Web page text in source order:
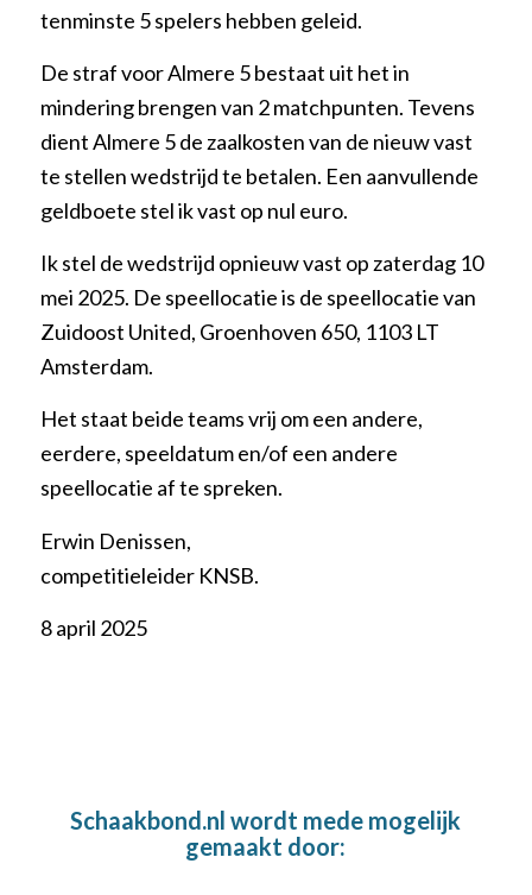
tenminste 5 spelers hebben geleid.
De straf voor Almere 5 bestaat uit het in
mindering brengen van 2 matchpunten. Tevens
dient Almere 5 de zaalkosten van de nieuw vast
te stellen wedstrijd te betalen. Een aanvullende
geldboete stel ik vast op nul euro.
Ik stel de wedstrijd opnieuw vast op zaterdag 10
mei 2025. De speellocatie is de speellocatie van
Zuidoost United, Groenhoven 650, 1103 LT
Amsterdam.
Het staat beide teams vrij om een andere,
eerdere, speeldatum en/of een andere
speellocatie af te spreken.
Erwin Denissen,
competitieleider KNSB.
8 april 2025
Schaakbond.nl wordt mede mogelijk
gemaakt door: